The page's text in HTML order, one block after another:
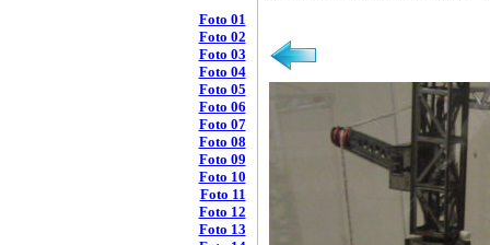
Foto 01
Foto 02
Foto 03
Foto 04
Foto 05
Foto 06
Foto 07
Foto 08
Foto 09
Foto 10
Foto 11
Foto 12
Foto 13